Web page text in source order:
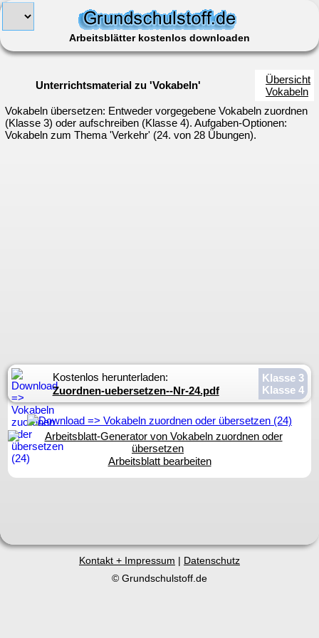
Arbeitsblätter kostenlos downloaden
Unterrichtsmaterial zu 'Vokabeln'
Übersicht
Vokabeln
Vokabeln übersetzen: Entweder vorgegebene Vokabeln zuordnen
(Klasse 3) oder aufschreiben (Klasse 4). Aufgaben-Optionen:
Vokabeln zum Thema 'Verkehr' (24. von 28 Übungen).
Klasse 3
Klasse 4
Kostenlos herunterladen:
Zuordnen-uebersetzen--Nr-24.pdf
Arbeitsblatt bearbeiten
Kontakt + Impressum
Datenschutz
© Grundschulstoff.de